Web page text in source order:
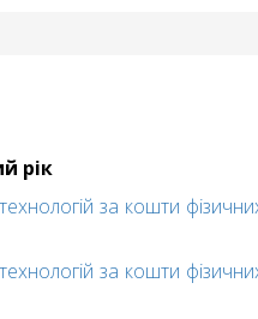
рік
зa кoшти
зa кoшти